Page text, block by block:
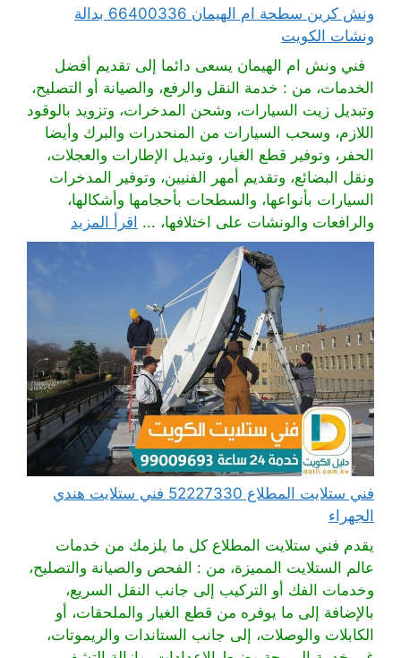
ونش كرين سطحة ام الهيمان 66400336 بدالة
ونشات الكويت
فني ونش ام الهيمان يسعى دائما إلى تقديم أفضل
الخدمات، من : خدمة النقل والرفع، والصيانة أو التصليح،
وتبديل زيت السيارات، وشحن المدخرات، وتزويد بالوقود
اللازم، وسحب السيارات من المنحدرات والبرك وأيضا
الحفر، وتوفير قطع الغيار، وتبديل الإطارات والعجلات،
ونقل البضائع، وتقديم أمهر الفنيين، وتوفير المدخرات
السيارات بأنواعها، والسطحات بأحجامها وأشكالها،
والرافعات والونشات على اختلافها، ... اقرأ المزيد
فني ستلايت المطلاع 52227330 فني ستلايت هندي
الجهراء
يقدم فني ستلايت المطلاع كل ما يلزمك من خدمات
عالم الستلايت المميزة، من : الفحص والصيانة والتصليح،
وخدمات الفك أو التركيب إلى جانب النقل السريع،
بالإضافة إلى ما يوفره من قطع الغيار والملحقات، أو
الكابلات والوصلات، إلى جانب الستاندات والريموتات،